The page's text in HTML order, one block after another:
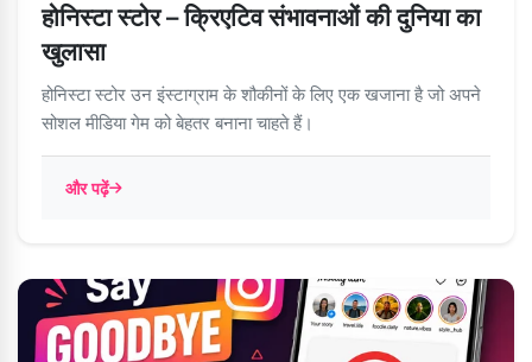
होनिस्टा स्टोर – क्रिएटिव संभावनाओं की दुनिया का
खुलासा
होनिस्टा स्टोर उन इंस्टाग्राम के शौकीनों के लिए एक खजाना है जो अपने
सोशल मीडिया गेम को बेहतर बनाना चाहते हैं।
और पढ़ें